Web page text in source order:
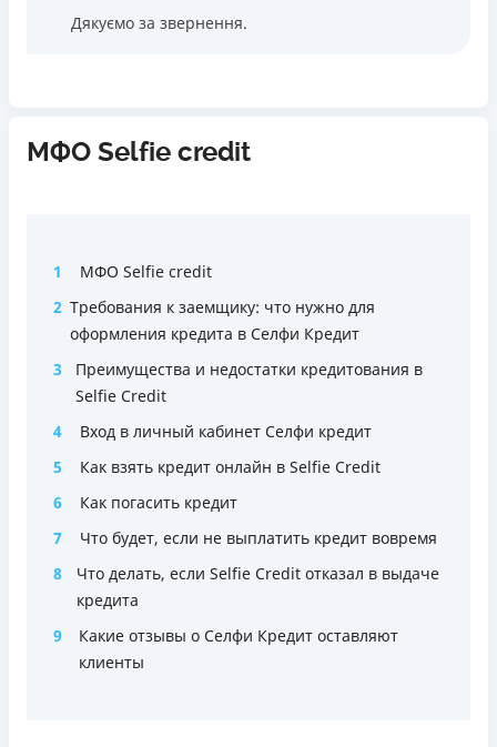
Дякуємо за звернення.
МФО Selfie credit
1
МФО Selfie credit
2 Требования к заемщику: что нужно для
оформления кредита в Селфи Кредит
3
Преимущества и недостатки кредитования в
Selfie Credit
4
Вход в личный кабинет Селфи кредит
5
Как взять кредит онлайн в Selfie Credit
6
Как погасить кредит
7
Что будет, если не выплатить кредит вовремя
8
Что делать, если Selfie Credit отказал в выдаче
кредита
9
Какие отзывы о Селфи Кредит оставляют
клиенты